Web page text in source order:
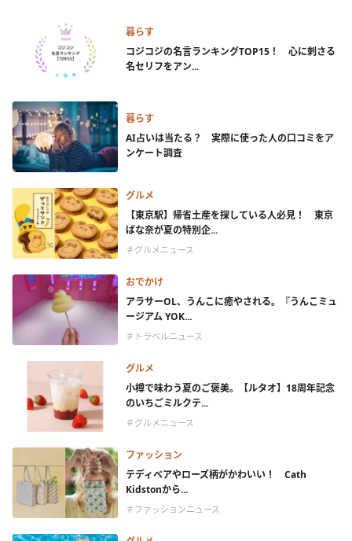
暮らす
コジコジの名言ランキングTOP15！ 心に刺さる
名セリフをアン...
暮らす
AI占いは当たる？ 実際に使った人の口コミをア
ンケート調査
グルメ
【東京駅】帰省土産を探している人必見！ 東京
ばな奈が夏の特別企...
＃グルメニュース
おでかけ
アラサーOL、うんこに癒やされる。『うんこミュ
ージアム YOK...
＃トラベルニュース
グルメ
小樽で味わう夏のご褒美。【ルタオ】18周年記念
のいちごミルクテ...
＃グルメニュース
ファッション
テディベアやローズ柄がかわいい！ Cath
Kidstonから...
＃ファッションニュース